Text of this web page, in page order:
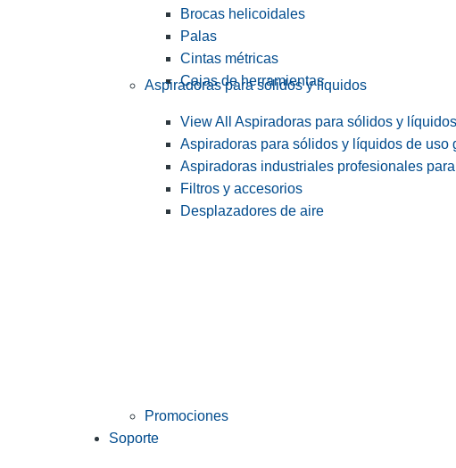
Brocas helicoidales
Palas
Cintas métricas
Cajas de herramientas
Aspiradoras para sólidos y líquidos
View All Aspiradoras para sólidos y líquidos
Aspiradoras para sólidos y líquidos de uso
Aspiradoras industriales profesionales
Filtros y accesorios
Desplazadores de aire
Promociones
Soporte